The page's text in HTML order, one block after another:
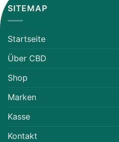
SITEMAP
Startseite
Über CBD
Shop
Marken
Kasse
Kontakt